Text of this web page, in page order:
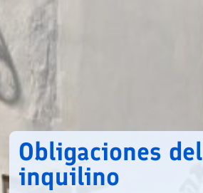
Obligaciones del
inquilino